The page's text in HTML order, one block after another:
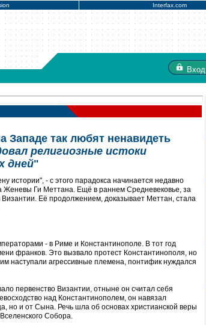
Interfax.com
Вход
так любят ненавидеть
религиозные истоки
дней"
истории", - с этого парадокса начинается недавно
Женевы Ги Меттана. Ещё в раннем Средневековье, за
Её продолжением, доказывает Меттан, стала
- в Риме и Константинополе. В тот год
франков. Это вызвало протест Константинополя, но
наступали агрессивные племена, понтифик нуждался
первенство Византии, отныне он считал себя
над Константинополем, он навязал
но и от Сына. Речь шла об основах христианской веры
Собора.